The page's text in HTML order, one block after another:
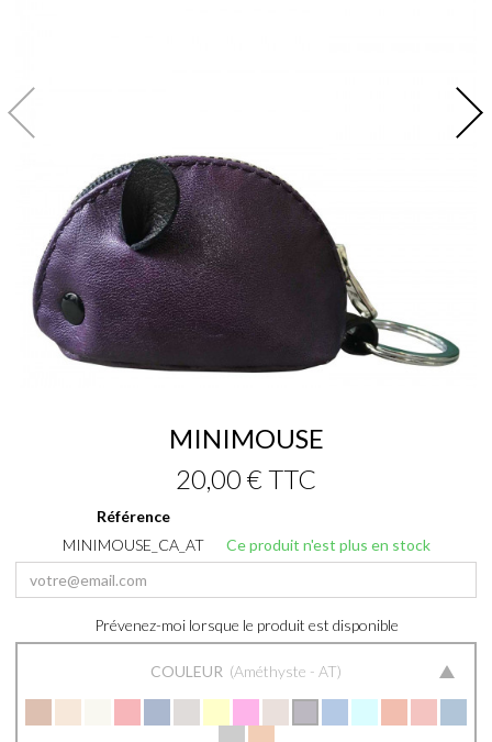
MINIMOUSE
20,00 € TTC
Référence
MINIMOUSE_CA_AT
Ce produit n'est plus en stock
Prévenez-moi lorsque le produit est disponible
COULEUR Améthyste - AT